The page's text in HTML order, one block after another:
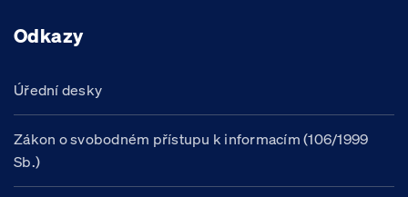
Odkazy
Úřední desky
Zákon o svobodném přístupu k informacím (106/1999
Sb.)